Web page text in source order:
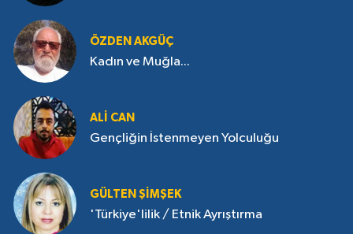
ÖZDEN AKGÜÇ
Kadın ve Muğla...
ALI CAN
Gençliğin İstenmeyen Yolculuğu
GÜLTEN ŞIMŞEK
'Türkiye'lilik / Etnik Ayrıştırma